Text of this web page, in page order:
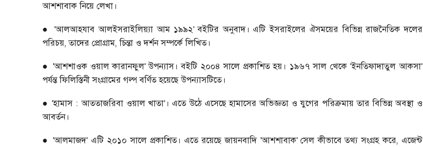
আশশাবাক নিয়ে লেখা।
● 'আলআহযাব আলইসরাইলিয়্যা আম ১৯৯২' বইটির অনুবাদ। এটি ইসরাইলের ঐসময়ের বিভিন্ন রাজনৈতিক দলের
পরিচয়,তাদের প্রোগ্রাম,চিন্তা ও দর্শন সম্পর্কে লিখিত।
● 'আশশাওক ওয়াল কারানফুল' উপন্যাস। বইটি ২০০৪ সালে প্রকাশিত হয়। ১৯৬৭ সাল থেকে 'ইনতিফাদাতুল আকসা'
পর্যন্ত ফিলিস্তিনী সংগ্রামের গল্প বর্ণিত হয়েছে উপন্যাসটিতে।
●
'হামাস : আততাজরিবা ওয়াল খাতা'। এতে উঠে এসেছে হামাসের অভিজ্ঞতা ও যুগের পরিক্রমায় তার বিভিন্ন অবস্থা ও
আবর্তন।
● 'আলমাজদ' এটি ২০১০ সালে প্রকাশিত। এতে রয়েছে জায়নবাদি 'আশশাবাক' সেল কীভাবে তথ্য সংগ্রহ করে, এজেন্ট